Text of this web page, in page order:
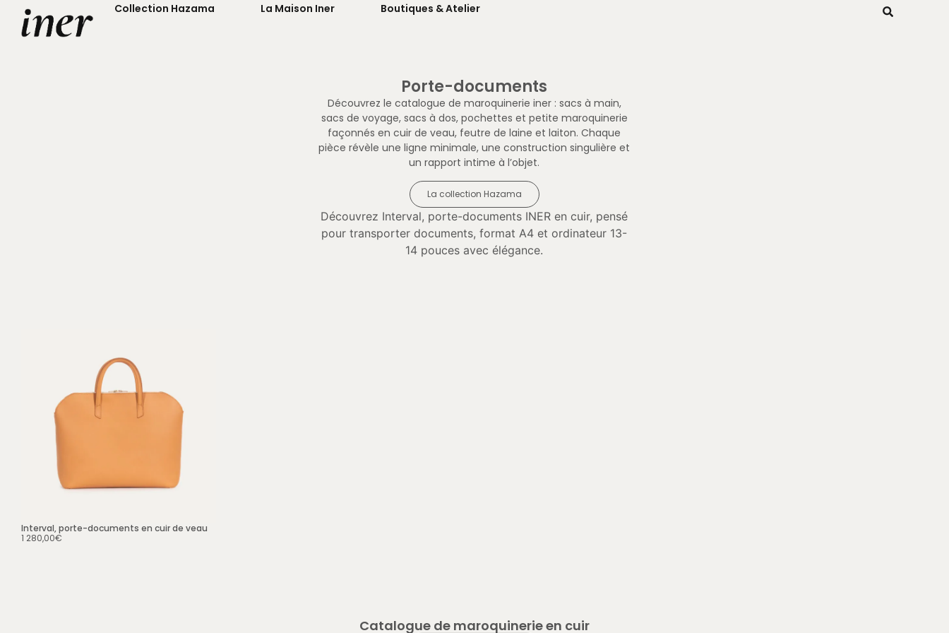
Collection Hazama La Maison Iner Boutiques & Atelier
Porte-documents
Découvrez le catalogue de maroquinerie iner : sacs à main,
sacs de voyage, sacs à dos, pochettes et petite maroquinerie
façonnés en cuir de veau, feutre de laine et laiton. Chaque
pièce révèle une ligne minimale, une construction singulière et
un rapport intime à l’objet.
La collection Hazama
Découvrez Interval, porte-documents INER en cuir, pensé
pour transporter documents, format A4 et ordinateur 13-
14 pouces avec élégance.
Interval, porte-documents en cuir de veau
1 280,00€
Catalogue de maroquinerie en cuir